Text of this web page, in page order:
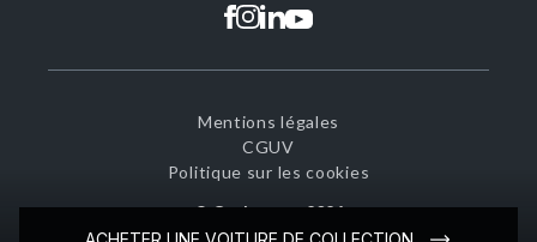
Mentions légales
CGUV
Politique sur les cookies
© CarJarger -2026